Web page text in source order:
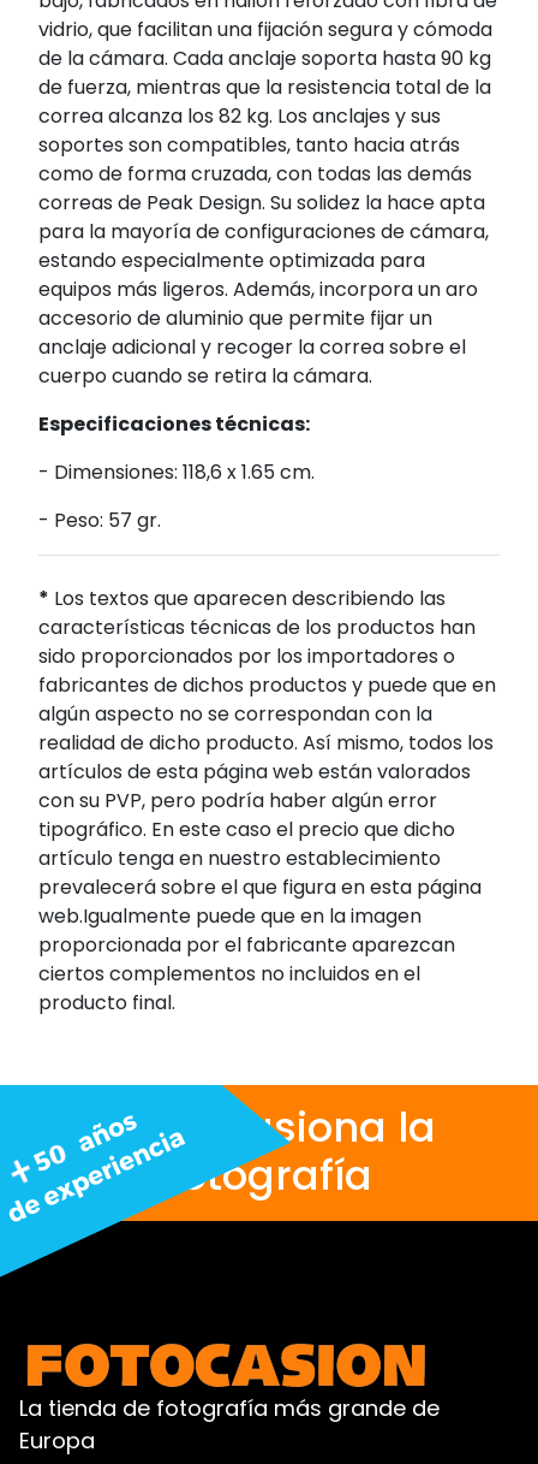
vidrio, que facilitan una fijación segura y cómoda
de la cámara. Cada anclaje soporta hasta 90 kg
de fuerza, mientras que la resistencia total de la
correa alcanza los 82 kg. Los anclajes y sus
soportes son compatibles, tanto hacia atrás
como de forma cruzada, con todas las demás
correas de Peak Design. Su solidez la hace apta
para la mayoría de configuraciones de cámara,
estando especialmente optimizada para
equipos más ligeros. Además, incorpora un aro
accesorio de aluminio que permite fijar un
anclaje adicional y recoger la correa sobre el
cuerpo cuando se retira la cámara.
Especificaciones técnicas:
- Dimensiones: 118,6 x 1.65 cm.
- Peso: 57 gr.
* Los textos que aparecen describiendo las
características técnicas de los productos han
sido proporcionados por los importadores o
fabricantes de dichos productos y puede que en
algún aspecto no se correspondan con la
realidad de dicho producto. Así mismo, todos los
artículos de esta página web están valorados
con su PVP, pero podría haber algún error
tipográfico. En este caso el precio que dicho
artículo tenga en nuestro establecimiento
prevalecerá sobre el que figura en esta página
web.Igualmente puede que en la imagen
proporcionada por el fabricante aparezcan
ciertos complementos no incluidos en el
producto final.
Nos apasiona la
fotografía
La tienda de fotografía más grande de
Europa